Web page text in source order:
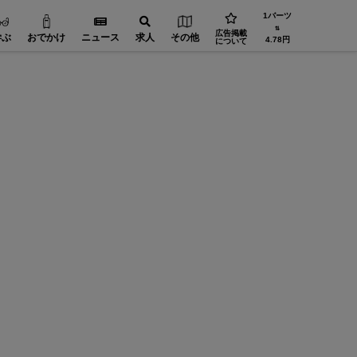
おでかけ ニュース 求人 その他
広告掲載
について
1バーツ
⇅
4.78円